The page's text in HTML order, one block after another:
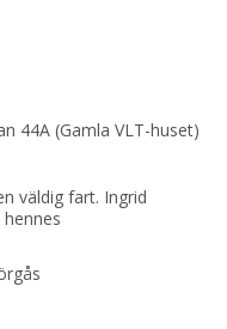
44A (Gamla VLT-huset)
väldig fart. Ingrid